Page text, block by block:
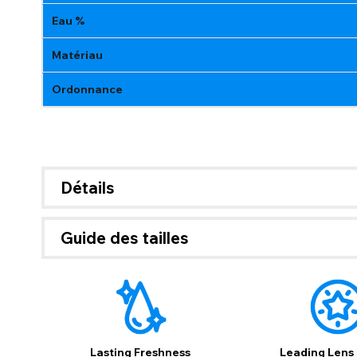
Eau %
Matériau
Ordonnance
Détails
Guide des tailles
Lasting Freshness Leading